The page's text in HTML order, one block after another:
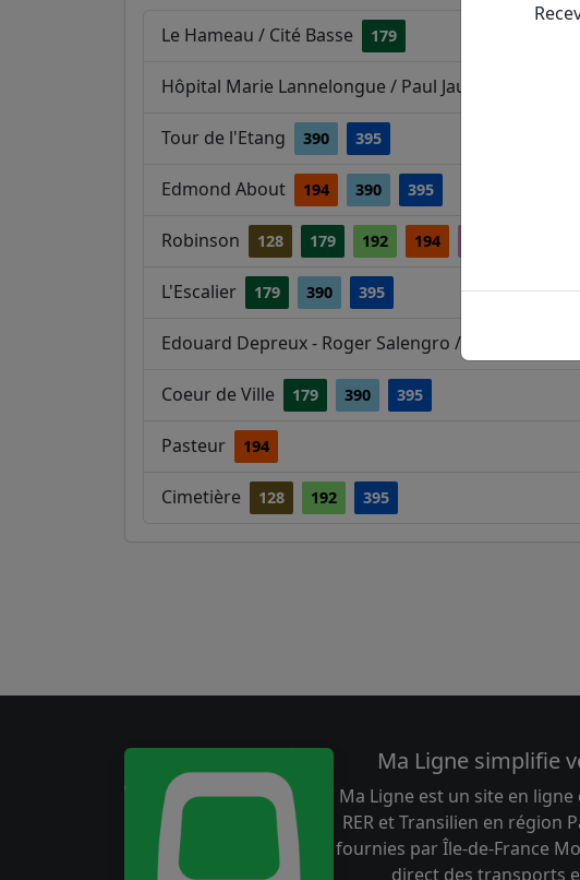
Le Hameau / Cité Basse 179
Hôpital Marie Lannelongue / Paul Jaudé
Tour de l'Etang 390 395
Edmond About 194 390 395
Robinson 128 179 192 194
L'Escalier 179 390 395
Edouard Depreux - Roger Salengro / Professeur
Coeur de Ville 179 390 395
Pasteur 194
Cimetière 128 192 395
Ma Ligne simplifie
Ma Ligne est un site en
RER et Transilien en région
fournies par Île-de-France
direct des transports